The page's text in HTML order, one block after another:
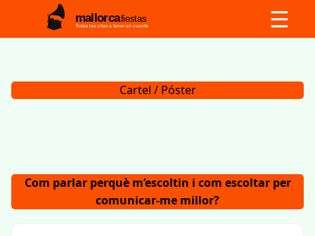
mallorcafiestas
Todas las citas a tener en cuenta ☰
Cartel / Póster
Com parlar perquè m’escoltin i com escoltar per
comunicar-me millor?